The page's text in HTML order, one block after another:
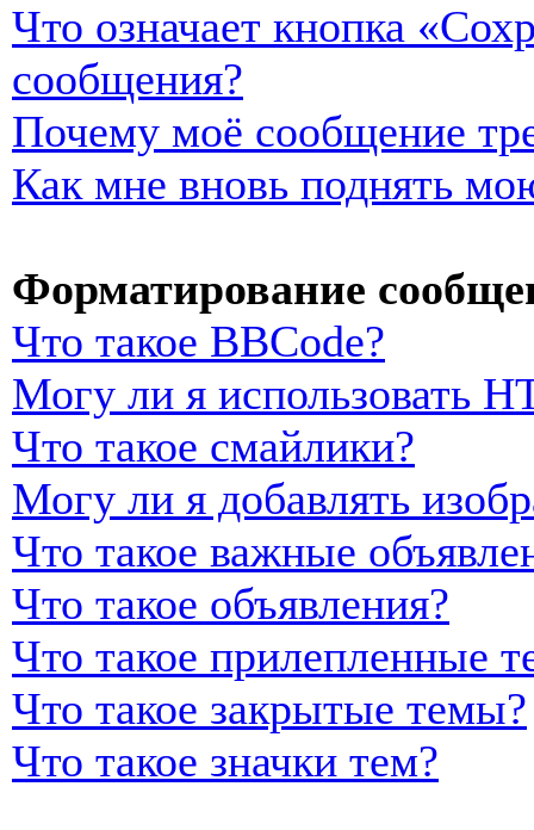
Что означает кнопка
сообщения?
Почему моё сообщение
Как мне вновь поднять
Форматирование
Что такое BBCode?
Могу ли я использовать
Что такое смайлики?
Могу ли я добавлять
Что такое важные
Что такое объявления?
Что такое прилепленные
Что такое закрытые темы?
Что такое значки тем?